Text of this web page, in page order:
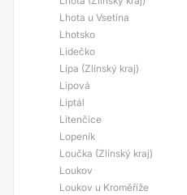
Lhota u Vsetína
Lhotsko
Lidečko
Lípa (Zlínský kraj)
Lipová
Liptál
Litenčice
Lopeník
Loučka (Zlínský kraj)
Loukov
Loukov u Kroměříže